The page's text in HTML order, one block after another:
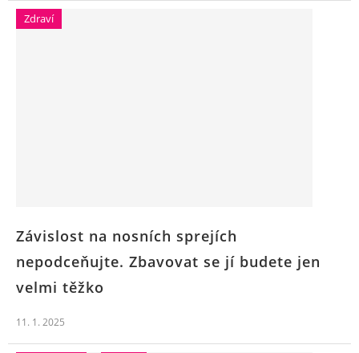
Zdraví
Závislost na nosních sprejích
nepodceňujte. Zbavovat se jí budete jen
velmi těžko
11. 1. 2025